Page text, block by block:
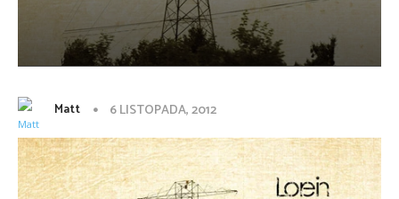
Matt 6 LISTOPADA, 2012